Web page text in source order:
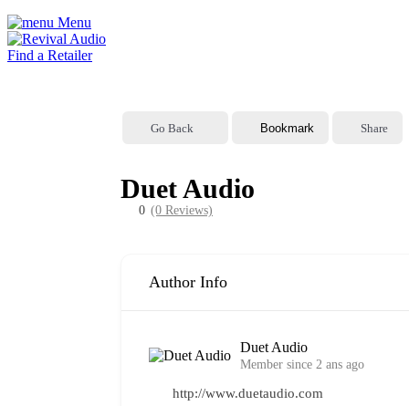
Menu
Find a Retailer
Go Back Bookmark Share
Duet Audio
0 (0 Reviews)
Author Info
Duet Audio
Member since 2 ans ago
http://www.duetaudio.com